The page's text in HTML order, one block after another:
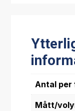
Antal per
Mått/